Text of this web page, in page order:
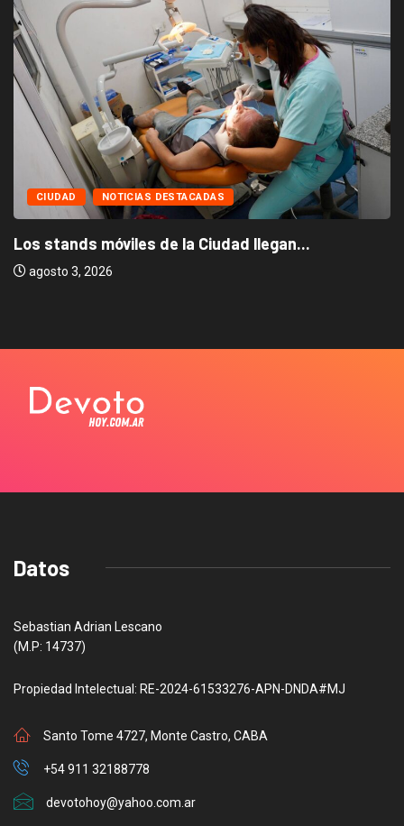
CIUDAD NOTICIAS DESTACADAS
Los stands móviles de la Ciudad llegan...
agosto 3, 2026
Datos
Sebastian Adrian Lescano
(M.P: 14737)
Propiedad Intelectual: RE-2024-61533276-APN-DNDA#MJ
Santo Tome 4727, Monte Castro, CABA
+54 911 32188778
devotohoy@yahoo.com.ar